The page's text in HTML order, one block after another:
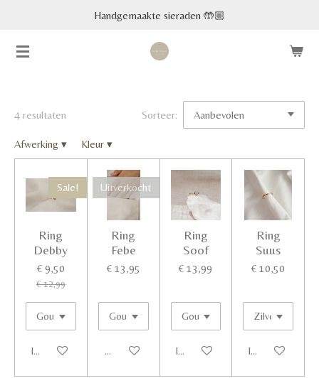
naar
Handgemaakte sieraden 🤲🏼
4 resultaten Sorteer:
Afwerking ▾ Kleur ▾
Sale!
Ring
Debby
€ 9,50
€ 12,99
In winkelwagen
Uitverkocht
Ring
Febe
€ 13,95
Houd mij op de hoogte
Ring
Soof
€ 13,99
In winkelwagen
Ring
Suus
€ 10,50
In winkelwagen